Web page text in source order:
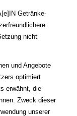
Getränke-
nicht
und Angebote
optimiert
erwähnt, die
Zweck dieser
unserer